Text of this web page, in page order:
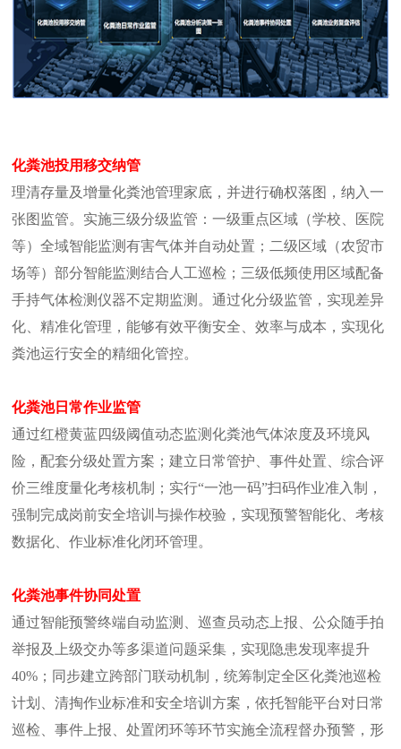
化粪池投用移交纳管
理清存量及增量化粪池管理家底，并进行确权落图，纳入一
张图监管。实施三级分级监管：一级重点区域（学校、医院
等）全域智能监测有害气体并自动处置；二级区域（农贸市
场等）部分智能监测结合人工巡检；三级低频使用区域配备
手持气体检测仪器不定期监测。通过化分级监管，实现差异
化、精准化管理，能够有效平衡安全、效率与成本，实现化
粪池运行安全的精细化管控。
化粪池日常作业监管
通过红橙黄蓝四级阈值动态监测化粪池气体浓度及环境风
险，配套分级处置方案；建立日常管护、事件处置、综合评
价三维度量化考核机制；实行“一池一码”扫码作业准入制，
强制完成岗前安全培训与操作校验，实现预警智能化、考核
数据化、作业标准化闭环管理。
化粪池事件协同处置
通过智能预警终端自动监测、巡查员动态上报、公众随手拍
举报及上级交办等多渠道问题采集，实现隐患发现率提升
40%；同步建立跨部门联动机制，统筹制定全区化粪池巡检
计划、清掏作业标准和安全培训方案，依托智能平台对日常
巡检、事件上报、处置闭环等环节实施全流程督办预警，形